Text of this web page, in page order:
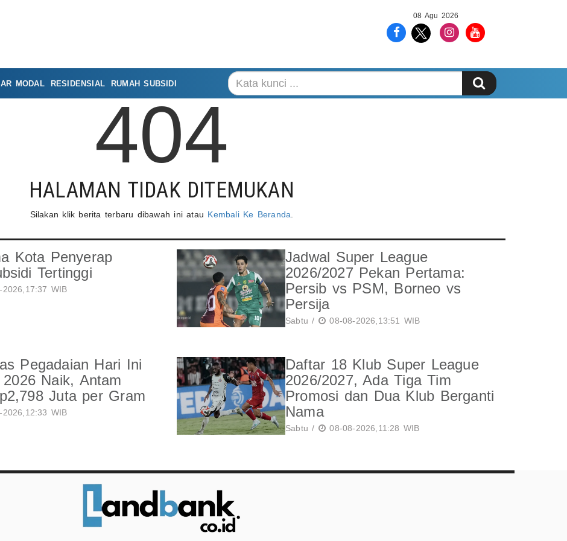
08 Agu 2026
MODAL RESIDENSIAL RUMAH SUBSIDI
404
HALAMAN TIDAK DITEMUKAN
Silakan klik berita terbaru dibawah ini atau Kembali Ke Beranda
Kota Penyerap
Tertinggi
2026,17:37 WIB
Jadwal Super League
2026/2027 Pekan Pertama:
Persib vs PSM, Borneo vs
Persija
Sabtu / 08-08-2026,13:51 WIB
Pegadaian Hari Ini
Naik, Antam
Juta per Gram
2026,12:33 WIB
Daftar 18 Klub Super League
2026/2027, Ada Tiga Tim
Promosi dan Dua Klub Berganti
Nama
Sabtu / 08-08-2026,11:28 WIB